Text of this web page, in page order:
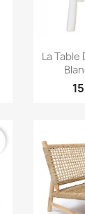

La Table